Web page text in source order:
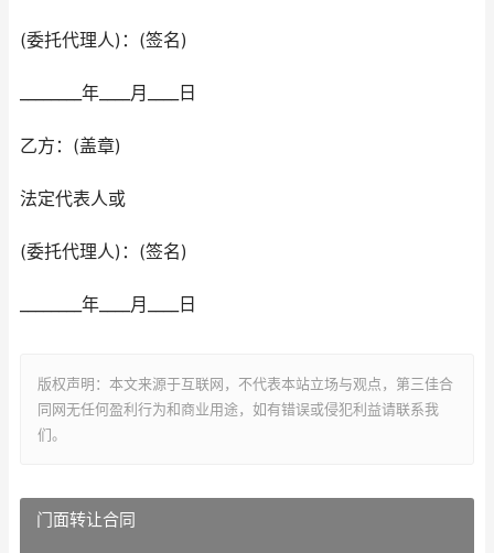
(委托代理人)：(签名)
________年____月____日
乙方：(盖章)
法定代表人或
(委托代理人)：(签名)
________年____月____日
版权声明：本文来源于互联网，不代表本站立场与观点，第三佳合
同网无任何盈利行为和商业用途，如有错误或侵犯利益请联系我
们。
门面转让合同